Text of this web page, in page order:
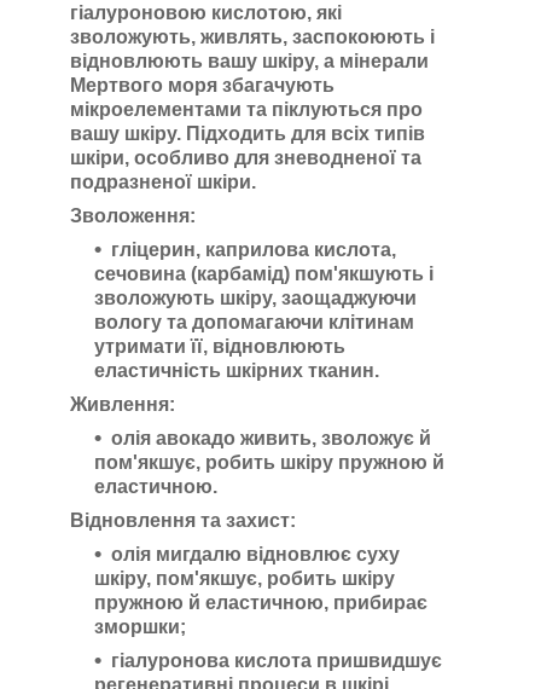
гіалуроновою кислотою, які
зволожують, живлять, заспокоюють і
відновлюють вашу шкіру, а мінерали
Мертвого моря збагачують
мікроелементами та піклуються про
вашу шкіру. Підходить для всіх типів
шкіри, особливо для зневодненої та
подразненої шкіри.
Зволоження:
гліцерин, каприлова кислота,
сечовина (карбамід) пом'якшують і
зволожують шкіру, заощаджуючи
вологу та допомагаючи клітинам
утримати її, відновлюють
еластичність шкірних тканин.
Живлення:
олія авокадо живить, зволожує й
пом'якшує, робить шкіру пружною й
еластичною.
Відновлення та захист:
олія мигдалю відновлює суху
шкіру, пом'якшує, робить шкіру
пружною й еластичною, прибирає
зморшки;
гіалуронова кислота пришвидшує
регенеративні процеси в шкірі,